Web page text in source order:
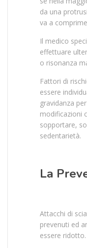
da una
va a
Il medico
effettuare
o risonanza
Fattori di
essere
gravidanza
modificazioni
sopportare,
sedentarietà.
La
Attacchi di
prevenuti ed
essere ridotto.